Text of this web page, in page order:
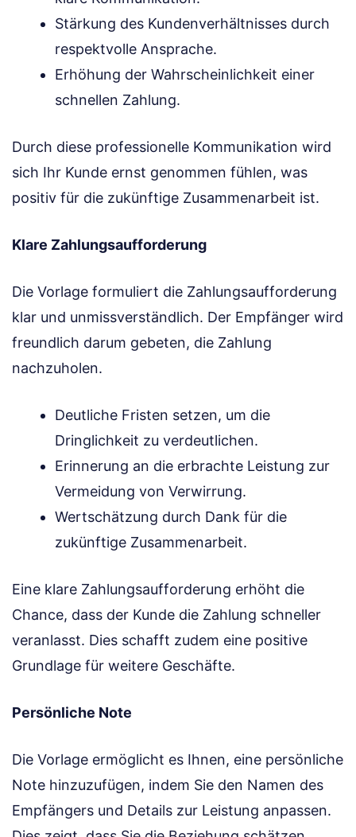
Stärkung des Kundenverhältnisses durch
respektvolle Ansprache.
Erhöhung der Wahrscheinlichkeit einer
schnellen Zahlung.
Durch diese professionelle Kommunikation wird
sich Ihr Kunde ernst genommen fühlen, was
positiv für die zukünftige Zusammenarbeit ist.
Klare Zahlungsaufforderung
Die Vorlage formuliert die Zahlungsaufforderung
klar und unmissverständlich. Der Empfänger wird
freundlich darum gebeten, die Zahlung
nachzuholen.
Deutliche Fristen setzen, um die
Dringlichkeit zu verdeutlichen.
Erinnerung an die erbrachte Leistung zur
Vermeidung von Verwirrung.
Wertschätzung durch Dank für die
zukünftige Zusammenarbeit.
Eine klare Zahlungsaufforderung erhöht die
Chance, dass der Kunde die Zahlung schneller
veranlasst. Dies schafft zudem eine positive
Grundlage für weitere Geschäfte.
Persönliche Note
Die Vorlage ermöglicht es Ihnen, eine persönliche
Note hinzuzufügen, indem Sie den Namen des
Empfängers und Details zur Leistung anpassen.